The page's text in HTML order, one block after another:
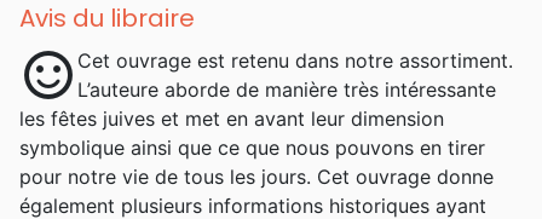
Avis du libraire
sentiment_satisfied Cet ouvrage est retenu dans notre assortiment.
L’auteure aborde de manière très intéressante
les fêtes juives et met en avant leur dimension
symbolique ainsi que ce que nous pouvons en tirer
pour notre vie de tous les jours. Cet ouvrage donne
également plusieurs informations historiques ayant